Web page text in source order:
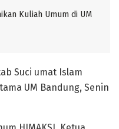
Kuliah Umum di UM
Suci umat Islam
UM Bandung, Senin